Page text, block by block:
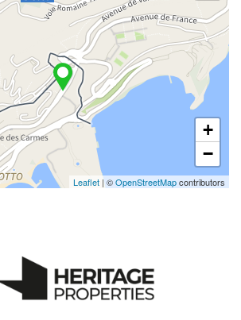
+
−
Leaflet | ©OpenStreetMapcontributors